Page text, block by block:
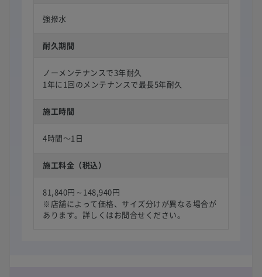
強撥水
耐久期間
ノーメンテナンスで3年耐久
1年に1回のメンテナンスで最長5年耐久
施工時間
4時間〜1日
施工料金（税込）
81,840円～148,940円
※店舗によって価格、サイズ分けが異なる場合が
あります。詳しくはお問合せください。